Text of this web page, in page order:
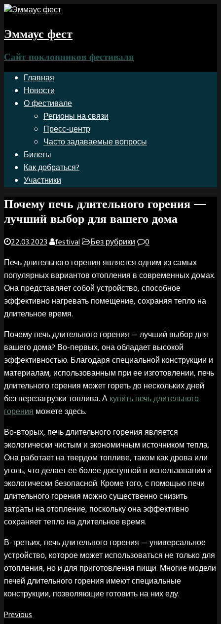
Эммаус фест
Сайт поклонников фестиваля
Главная
Новости
О фестивале
Регионы на связи
Пресс-центр
Часто задаваемые вопросы
Билеты
Как добраться?
Участники
Почему печь длительного горения —
лучший выбор для вашего дома
22.03.2023 festival Без рубрики
0
Печь длительного горения является одним из самых
популярных вариантов отопления в современных домах.
Она представляет собой устройство, способное
эффективно нагревать помещение, сохраняя тепло на
длительное время.
Почему печь длительного горения — лучший выбор для
вашего дома? Во-первых, она обладает высокой
эффективностью. Благодаря специальной конструкции и
материалам, использованным при ее изготовлении, печь
длительного горения может гореть до нескольких дней
без перезагрузки топлива. Акупить печь длительного
горенияможете здесь.
Во-вторых, печь длительного горения является
экологически чистым и экономичным источником тепла.
Она работает на твердом топливе, таком как дрова или
уголь, что делает ее более доступной в использовании и
экологически безопасной. Кроме того, с помощью печи
длительного горения можно существенно снизить
затраты на отопление, поскольку она эффективно
сохраняет тепло на длительное время.
В-третьих, печь длительного горения — универсальное
устройство, которое может использоваться не только для
отопления, но и для приготовления пищи. Многие модели
печей длительного горения имеют специальные
конструкции, позволяющие готовить на них еду.
Previous